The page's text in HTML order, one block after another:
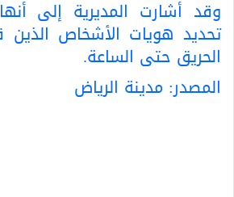
وقد أشارت المديرية إلى
تحديد هويات الأشخاص
الحريق حتى الساعة.
المصدر: مدينة الرياض